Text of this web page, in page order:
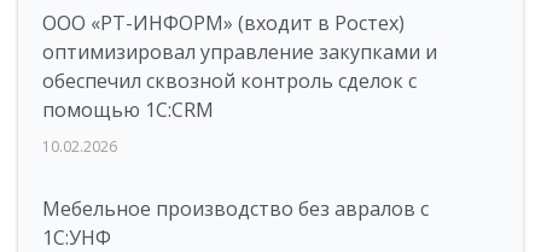
ООО «РТ-ИНФОРМ» (входит в Ростех)
оптимизировал управление закупками и
обеспечил сквозной контроль сделок с
помощью 1С:CRM
10.02.2026
Мебельное производство без авралов с
1С:УНФ